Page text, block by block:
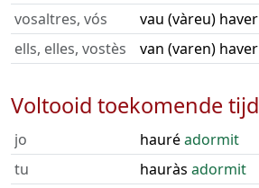
vosaltres, vós
vau (vàreu) haver
ells, elles, vostès
van (varen) haver
Voltooid toekomende tijd
jo hauréadormit
tu
hauràs adormit